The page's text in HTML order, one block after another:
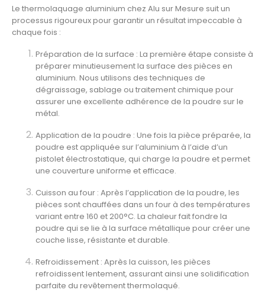
Le thermolaquage aluminium chez Alu sur Mesure suit un
processus rigoureux pour garantir un résultat impeccable à
chaque fois :
Préparation de la surface : La première étape consiste à
préparer minutieusement la surface des pièces en
aluminium. Nous utilisons des techniques de
dégraissage, sablage ou traitement chimique pour
assurer une excellente adhérence de la poudre sur le
métal.
Application de la poudre : Une fois la pièce préparée, la
poudre est appliquée sur l’aluminium à l’aide d’un
pistolet électrostatique, qui charge la poudre et permet
une couverture uniforme et efficace.
Cuisson au four : Après l’application de la poudre, les
pièces sont chauffées dans un four à des températures
variant entre 160 et 200°C. La chaleur fait fondre la
poudre qui se lie à la surface métallique pour créer une
couche lisse, résistante et durable.
Refroidissement : Après la cuisson, les pièces
refroidissent lentement, assurant ainsi une solidification
parfaite du revêtement thermolaqué.